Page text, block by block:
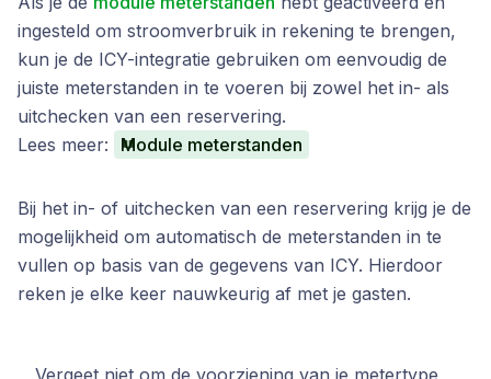
ingesteld om stroomverbruik in rekening te brengen,
kun je de ICY-integratie gebruiken om eenvoudig de
juiste meterstanden in te voeren bij zowel het in- als
uitchecken van een reservering.
Lees meer:
Module meterstanden
Bij het in- of uitchecken van een reservering krijg je de
mogelijkheid om automatisch de meterstanden in te
vullen op basis van de gegevens van ICY. Hierdoor
reken je elke keer nauwkeurig af met je gasten.
Vergeet niet om de voorziening van je metertype